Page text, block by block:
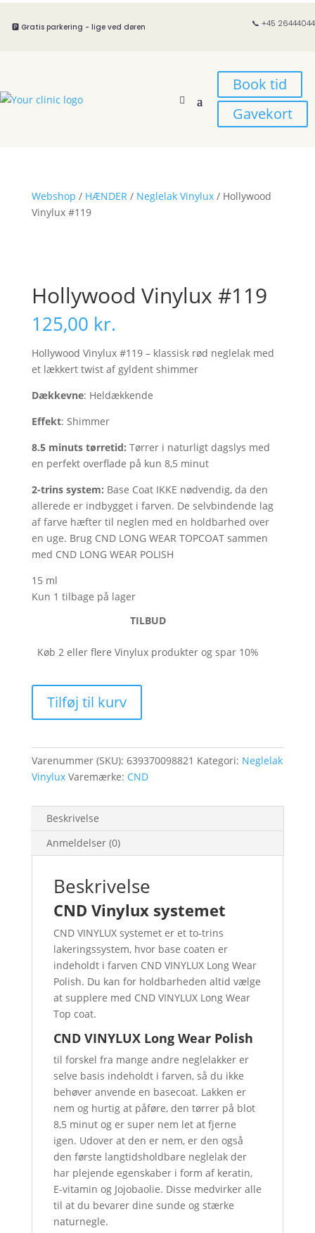
🅿️ Gratis parkering - lige ved døren 📞 +45 26444044
Book tid
Gavekort
Webshop / HÆNDER/ Neglelak Vinylux/ Hollywood
Vinylux #119
Hollywood Vinylux #119
125,00 kr.
Hollywood Vinylux #119 – klassisk rød neglelak med
et lækkert twist af gyldent shimmer
Dækkevne: Heldækkende
Effekt: Shimmer
8.5 minuts tørretid: Tørrer i naturligt dagslys med
en perfekt overflade på kun 8,5 minut
2-trins system: Base Coat IKKE nødvendig, da den
allerede er indbygget i farven. De selvbindende lag
af farve hæfter til neglen med en holdbarhed over
en uge. Brug CND LONG WEAR TOPCOAT sammen
med CND LONG WEAR POLISH
15 ml
Kun 1 tilbage på lager
TILBUD
Køb 2 eller flere Vinylux produkter og spar 10%
Vinylux
#119
Tilføj til kurv
Varenummer (SKU): 639370098821 Kategori: Neglelak
Vinylux Varemærke: CND
Beskrivelse
Anmeldelser (0)
Beskrivelse
CND Vinylux systemet
CND VINYLUX systemet er et to-trins
lakeringssystem, hvor base coaten er
indeholdt i farven CND VINYLUX Long Wear
Polish. Du kan for holdbarheden altid vælge
at supplere med CND VINYLUX Long Wear
Top coat.
CND VINYLUX Long Wear Polish
til forskel fra mange andre neglelakker er
selve basis indeholdt i farven, så du ikke
behøver anvende en basecoat. Lakken er
nem og hurtig at påføre, den tørrer på blot
8,5 minut og er super nem let at fjerne
igen. Udover at den er nem, er den også
den første langtidsholdbare neglelak der
har plejende egenskaber i form af keratin,
E-vitamin og Jojobaolie. Disse medvirker alle
til at du bevarer dine sunde og stærke
naturnegle.